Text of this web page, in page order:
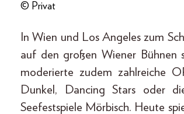
© Privat
In Wien und Los Angeles zum
auf den großen Wiener Bühnen
moderierte zudem zahlreiche
Dunkel, Dancing Stars oder
Seefestspiele Mörbisch. Heute